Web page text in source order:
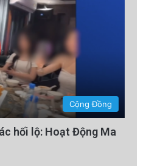
Cộng Đồng
hối lộ: Hoạt Động Ma